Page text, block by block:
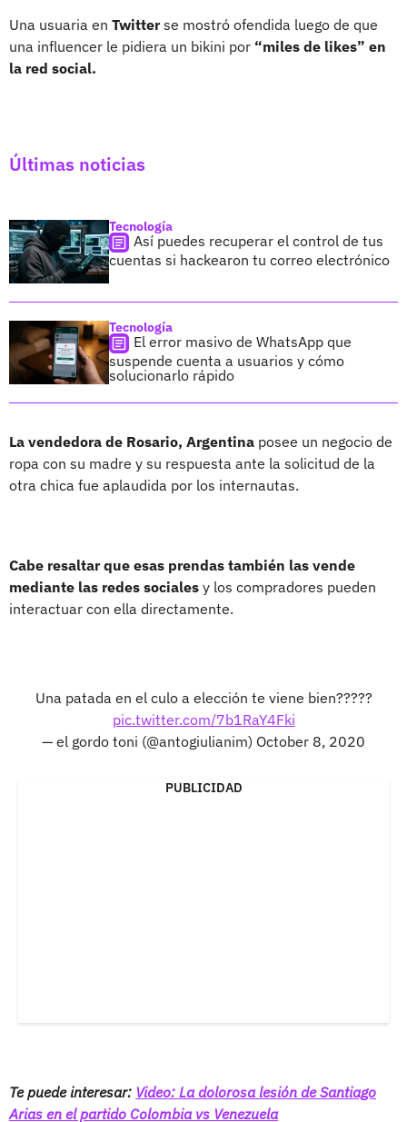
Una usuaria en Twitterse mostró ofendida luego de que
una influencer le pidiera un bikini por “miles de likes” en
la red social.
Últimas noticias
Tecnología
Así puedes recuperar el control de tus
cuentas si hackearon tu correo electrónico
Tecnología
El error masivo de WhatsApp que
suspende cuenta a usuarios y cómo
solucionarlo rápido
La vendedora de Rosario, Argentina posee un negocio de
ropa con su madre y su respuesta ante la solicitud de la
otra chica fue aplaudida por los internautas.
Cabe resaltar que esas prendas también las vende
mediante las redes sociales y los compradores pueden
interactuar con ella directamente.
Una patada en el culo a elección te viene bien?????
pic.twitter.com/7b1RaY4Fki
— el gordo toni (@antogiulianim) October 8, 2020
PUBLICIDAD
Te puede interesar: Video: La dolorosa lesión de Santiago
Arias en el partido Colombia vs Venezuela